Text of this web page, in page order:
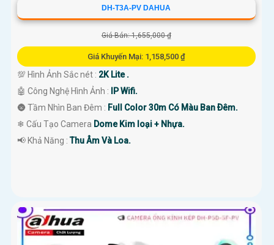
DH-T3A-PV DAHUA
Giá Bán: 1,655,000 ₫
Giá Khuyến Mại: 1,158,500 ₫
💯 Hình Ảnh Sắc nét : 2K Lite .
🤖️ Công Nghệ Hình Ảnh :
IP Wifi.
🌚 Tầm Nhìn Ban Đêm : Full Color 30m Có Màu Ban Ðêm.
❄ Cấu Tạo Camera Dome Kim loại + Nhựa.
️📢 Khả Năng :Thu Âm Và Loa.